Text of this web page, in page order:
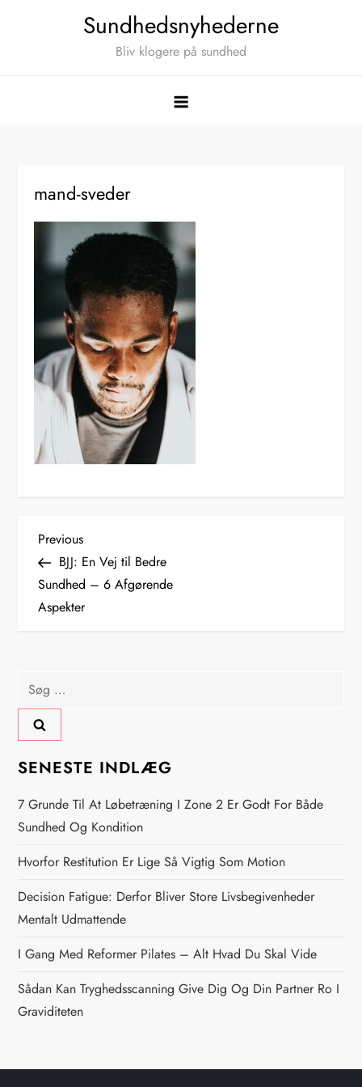
Sundhedsnyhederne
Bliv klogere på sundhed
mand-sveder
I
n
d
æ
g
s
n
a
v
i
g
a
i
Previous
Post
Previous
BJJ: En Vej til Bedre
Sundhed – 6 Afgørende
Aspekter
Søg
efter:
SENESTE INDLÆG
7 Grunde Til At Løbetræning I Zone 2 Er Godt For Både
Sundhed Og Kondition
Hvorfor Restitution Er Lige Så Vigtig Som Motion
Decision Fatigue: Derfor Bliver Store Livsbegivenheder
Mentalt Udmattende
I Gang Med Reformer Pilates – Alt Hvad Du Skal Vide
Sådan Kan Tryghedsscanning Give Dig Og Din Partner Ro I
Graviditeten